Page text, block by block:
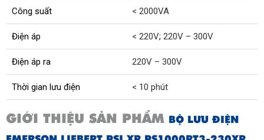
Công suất < 2000VA
Điện áp < 220V; 220V – 300V
Điện áp ra 220V – 300V
Thời gian lưu điện < 10 phút
GIỚI THIỆU SẢN PHẨM BỘ LƯU ĐIỆN